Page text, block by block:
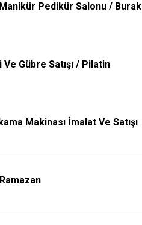
Pedikür Salonu / Burak
Gübre Satışı / Pilatin
Makinası İmalat Ve Satışı